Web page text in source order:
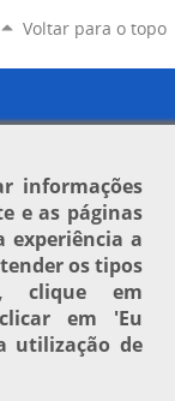
Voltar para o topo
informações
e as páginas
experiência a
os tipos
clique em
em 'Eu
utilização de